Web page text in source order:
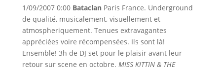
1/09/2007 0:00 BataclanParis France. Underground
de qualité, musicalement, visuellement et
atmospheriquement. Tenues extravagantes
appréciées voire récompensées. Ils sont là!
Ensemble! 3h de DJ set pour le plaisir avant leur
retour sur scene en octobre. MISS KITTIN & THE